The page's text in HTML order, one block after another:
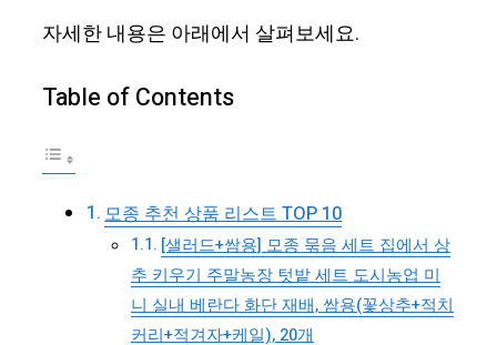
자세한 내용은 아래에서 살펴보세요.
Table of Contents
모종 추천 상품 리스트 TOP 10
[샐러드+쌈용] 모종 묶음 세트 집에서 상
추 키우기 주말농장 텃밭 세트 도시농업 미
니 실내 베란다 화단 재배, 쌈용(꽃상추+적치
커리+적겨자+케일), 20개